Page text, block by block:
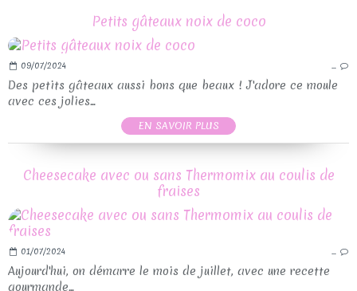
Petits gâteaux noix de coco
09/07/2024 …
Des petits gâteaux aussi bons que beaux ! J'adore ce moule
avec ces jolies...
EN SAVOIR PLUS
Cheesecake avec ou sans Thermomix au coulis de
fraises
01/07/2024 …
Aujourd'hui, on démarre le mois de juillet, avec une recette
gourmande...